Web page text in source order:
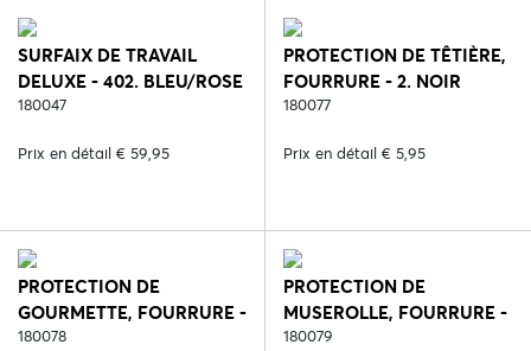
SURFAIX DE TRAVAIL
DELUXE - 402. BLEU/ROSE
180047
Prix en détail € 59,95
PROTECTION DE TÊTIÈRE,
FOURRURE - 2. NOIR
180077
Prix en détail € 5,95
PROTECTION DE
GOURMETTE, FOURRURE -
2. NOIR
180078
PROTECTION DE
MUSEROLLE, FOURRURE -
2. NOIR
180079